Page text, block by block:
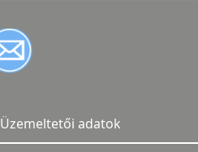
Üzemeltetői adatok